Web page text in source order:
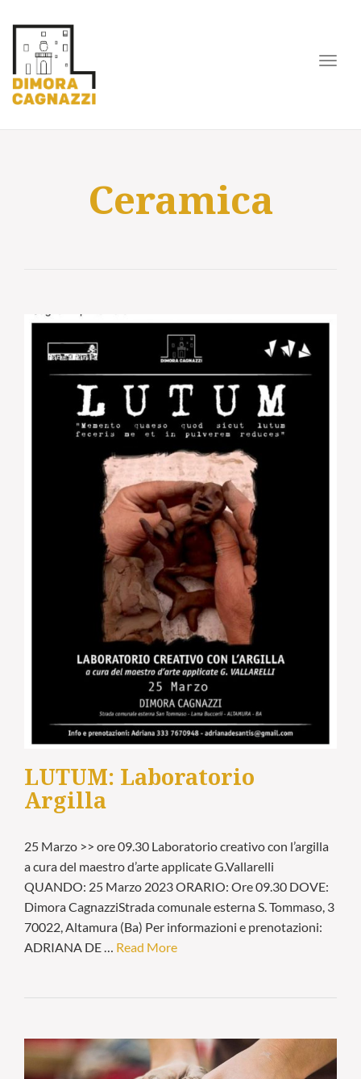
Ceramica
LUTUM: Laboratorio
Argilla
25 Marzo >> ore 09.30 Laboratorio creativo con l’argilla
a cura del maestro d’arte applicate G.Vallarelli
QUANDO: 25 Marzo 2023 ORARIO: Ore 09.30 DOVE:
Dimora CagnazziStrada comunale esterna S. Tommaso, 3
70022, Altamura (Ba) Per informazioni e prenotazioni:
ADRIANA DE … Read More